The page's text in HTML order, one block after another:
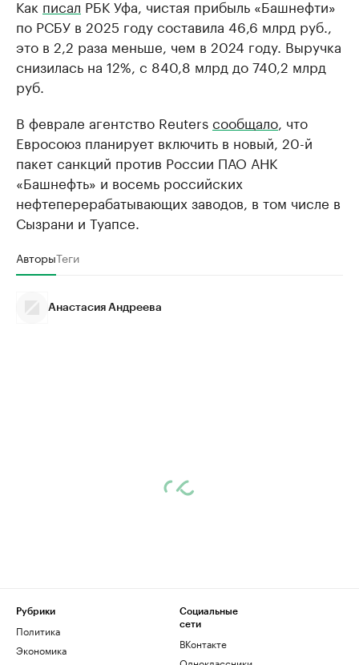
Как писал РБК Уфа, чистая прибыль «Башнефти»
по РСБУ в 2025 году составила 46,6 млрд руб.,
это в 2,2 раза меньше, чем в 2024 году. Выручка
снизилась на 12%, с 840,8 млрд до 740,2 млрд
руб.
В феврале агентство Reutersсообщало , что
Евросоюз планирует включить в новый, 20-й
пакет санкций против России ПАО АНК
«Башнефть» и восемь российских
нефтеперерабатывающих заводов, в том числе в
Сызрани и Туапсе.
АвторыТеги
Анастасия Андреева
Рубрики
Политика
Экономика
Социальные
сети
ВКонтакте